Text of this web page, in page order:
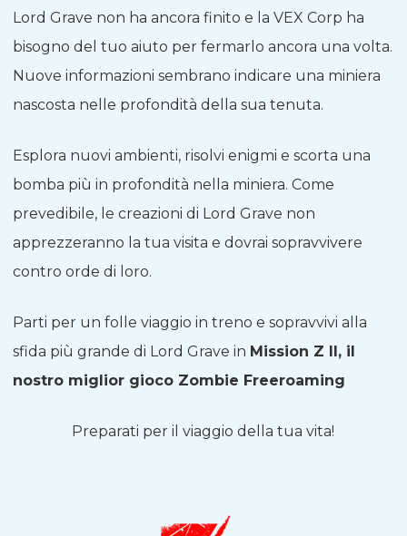
Lord Grave non ha ancora finito e la VEX Corp ha
bisogno del tuo aiuto per fermarlo ancora una volta.
Nuove informazioni sembrano indicare una miniera
nascosta nelle profondità della sua tenuta.
Esplora nuovi ambienti, risolvi enigmi e scorta una
bomba più in profondità nella miniera. Come
prevedibile, le creazioni di Lord Grave non
apprezzeranno la tua visita e dovrai sopravvivere
contro orde di loro.
Parti per un folle viaggio in treno e sopravvivi alla
sfida più grande di Lord Grave in Mission Z II, il
nostro miglior gioco Zombie Freeroaming
Preparati per il viaggio della tua vita!